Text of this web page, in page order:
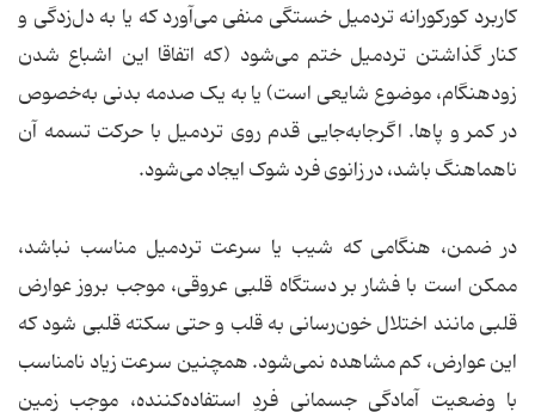
کاربرد کورکورانه تردمیل خستگی منفی می‌آورد که یا به دل‌زدگی و
کنار گذاشتن تردمیل ختم می‌شود (که اتفاقا این اشباع شدن
زودهنگام، موضوع شایعی است) یا به یک صدمه بدنی به‌خصوص
در کمر و پاها. اگرجابه‌جایی قدم روی تردمیل با حرکت تسمه آن
ناهماهنگ باشد، در زانوی فرد شوک ایجاد می‌شود.
در ضمن، هنگامی که شیب یا سرعت تردمیل مناسب نباشد،
ممکن است با فشار بر دستگاه قلبی عروقی، موجب بروز عوارض
قلبی مانند اختلال خون‌رسانی به قلب و حتی سکته قلبی شود که
این عوارض، کم مشاهده نمی‌شود. همچنین سرعت زیاد نامناسب
با وضعیت آمادگی جسمانی فردِ استفاده‌کننده، موجب زمین